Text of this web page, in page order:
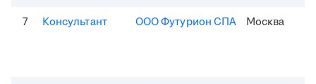
7 Консультант ООО Футурион СПА Москва